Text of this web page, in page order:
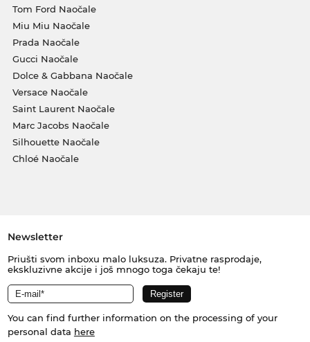
Tom Ford Naočale
Miu Miu Naočale
Prada Naočale
Gucci Naočale
Dolce & Gabbana Naočale
Versace Naočale
Saint Laurent Naočale
Marc Jacobs Naočale
Silhouette Naočale
Chloé Naočale
Newsletter
Priušti svom inboxu malo luksuza. Privatne rasprodaje,
ekskluzivne akcije i još mnogo toga čekaju te!
You can find further information on the processing of your
personal data here